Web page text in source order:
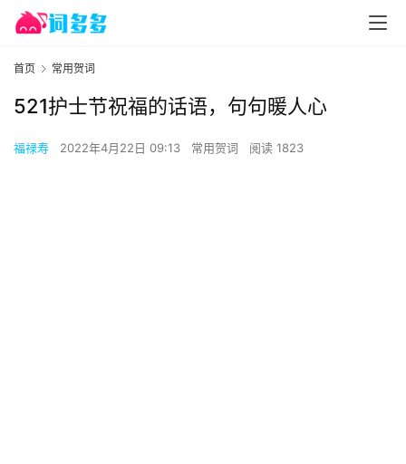
首页 常用贺词
521护士节祝福的话语，句句暖人心
福禄寿 2022年4月22日 09:13 常用贺词 阅读 1823